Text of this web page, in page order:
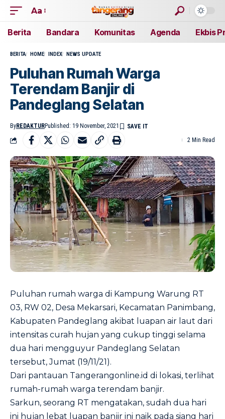
Aa
Berita Bandara Komunitas Agenda Ekbis
BERITA HOME INDEX NEWS UPDATE
Puluhan Rumah Warga
Terendam Banjir di
Pandeglang Selatan
ByREDAKTURPublished: 19 November, 2021
2 Min Read
Puluhan rumah warga di Kampung Warung RT
03, RW 02, Desa Mekarsari, Kecamatan Panimbang,
Kabupaten Pandeglang akibat luapan air laut dari
intensitas curah hujan yang cukup tinggi selama
dua hari mengguyur Pandeglang Selatan
tersebut, Jumat (19/11/21).
Dari pantauan Tangerangonline.id di lokasi, terlihat
rumah-rumah warga terendam banjir.
Sarkun, seorang RT mengatakan, sudah dua hari
ini hujan lebat luapan banjir ini naik pada siang hari